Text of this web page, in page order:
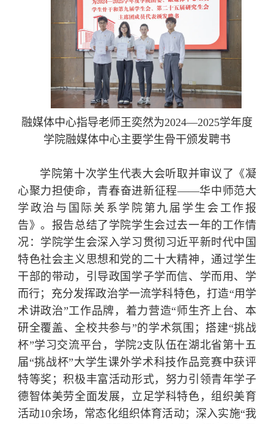
融媒体中心指导老师王奕然为2024—2025学年度
学院融媒体中心主要学生骨干颁发聘书
学院第十次学生代表大会听取并审议了《凝
心聚力担使命，青春奋进新征程——华中师范大
学政治与国际关系学院第九届学生会工作报
告》。报告总结了学院学生会过去一年的工作情
况：学院学生会深入学习贯彻习近平新时代中国
特色社会主义思想和党的二十大精神，通过学生
干部的带动，引导政国学子学而信、学而用、学
而行；充分发挥政治学一流学科特色，打造“用学
术讲政治”工作品牌，着力营造“师生齐上台、本
研全覆盖、全校共参与”的学术氛围；搭建“挑战
杯”学习交流平台，学院2支队伍在湖北省第十五
届“挑战杯”大学生课外学术科技作品竞赛中获评
特等奖；积极丰富活动形式，努力引领青年学子
德智体美劳全面发展，立足学科特色，组织美育
活动10余场，常态化组织体育活动；深入实施“我